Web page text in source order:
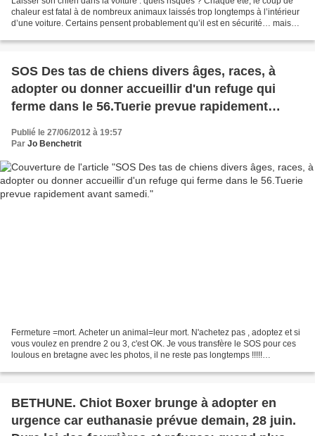
chaleur est fatal à de nombreux animaux laissés trop longtemps à l’intérieur
d’une voiture. Certains pensent probablement qu’il est en sécurité… mais
SOS Des tas de chiens divers âges, races, à
adopter ou donner accueillir d'un refuge qui
ferme dans le 56.Tuerie prevue rapidement
avant samedi.
Publié le 27/06/2012 à 19:57
Par Jo Benchetrit
Fermeture =mort. Acheter un animal=leur mort. N'achetez pas , adoptez et si
vous voulez en prendre 2 ou 3, c'est OK. Je vous transfère le SOS pour ces
loulous en bretagne avec les photos, il ne reste pas longtemps !!!!!
refuge-toute-solution-etudiee-dpt-56.htm...
BETHUNE. Chiot Boxer brunge à adopter en
urgence car euthanasie prévue demain, 28 juin.